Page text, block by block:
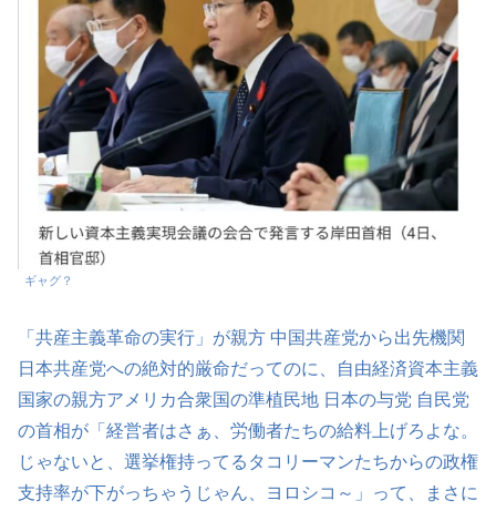
ギャグ？
「共産主義革命の実行」が親方 中国共産党から出先機関
日本共産党への絶対的厳命だってのに、自由経済資本主義
国家の親方アメリカ合衆国の準植民地 日本の与党 自民党
の首相が「経営者はさぁ、労働者たちの給料上げろよな。
じゃないと、選挙権持ってるタコリーマンたちからの政権
支持率が下がっちゃうじゃん、ヨロシコ～」って、まさに